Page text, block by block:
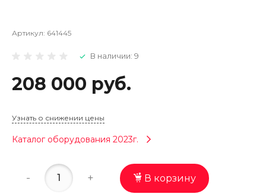
Артикул: 641445
В наличии: 9
208 000 руб.
Узнать о снижении цены
Каталог оборудования 2023г.
- + В корзину